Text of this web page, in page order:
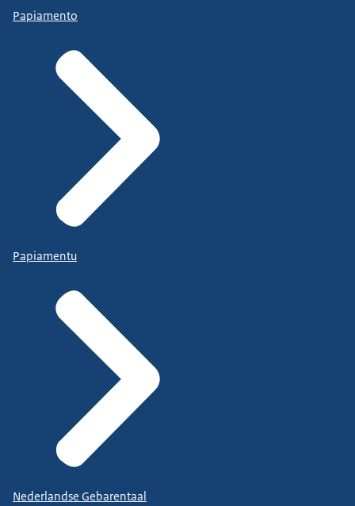
Papiamento
Papiamentu
Nederlandse Gebarentaal